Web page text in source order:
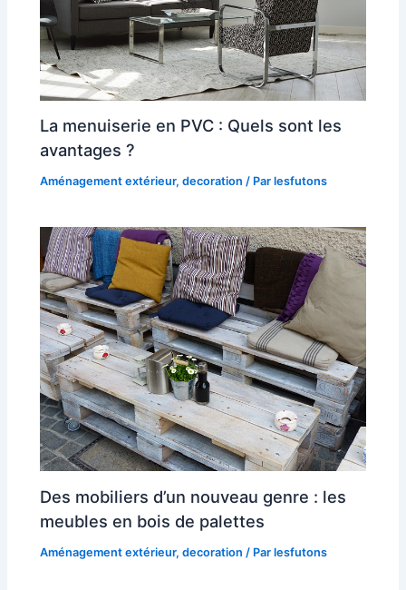
La menuiserie en PVC : Quels sont les
avantages ?
Aménagement extérieur,decoration / Parlesfutons
Des mobiliers d’un nouveau genre : les
meubles en bois de palettes
Aménagement extérieur,decoration / Parlesfutons